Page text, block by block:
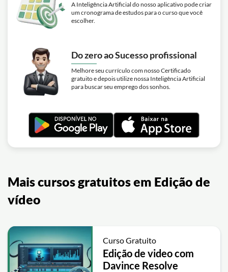
A Inteligência Artificial do nosso aplicativo pode criar
um cronograma de estudos para o curso que você
escolher.
Do zero ao Sucesso profissional
Melhore seu currículo com nosso Certificado
gratuito e depois utilize nossa Inteligência Artificial
para buscar seu emprego dos sonhos.
Mais cursos gratuitos em Edição de
vídeo
Curso Gratuito
Edição de video com
Davince Resolve